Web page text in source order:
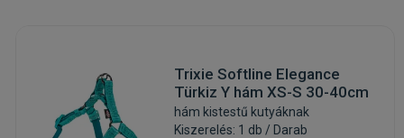
Trixie Softline Elegance
Türkiz Y hám XS-S 30-40cm
hám kistestű kutyáknak
Kiszerelés: 1 db / Darab